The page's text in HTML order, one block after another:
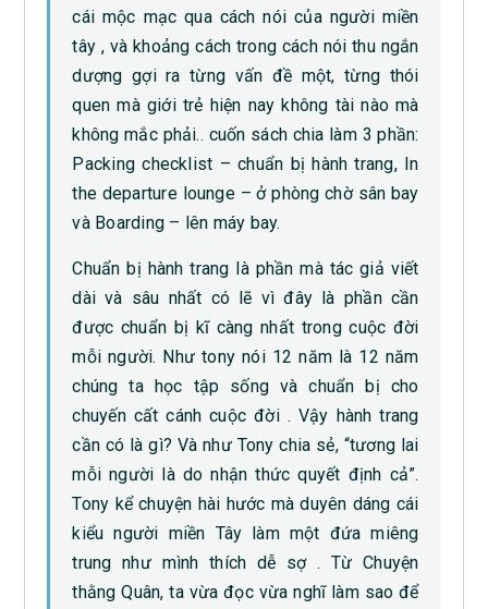
cái mộc mạc qua cách nói của người miền
tây , và khoảng cách trong cách nói thu ngắn
dượng gợi ra từng vấn đề một, từng thói
quen mà giới trẻ hiện nay không tài nào mà
không mắc phải.. cuốn sách chia làm 3 phần:
Packing checklist – chuẩn bị hành trang, In
the departure lounge – ở phòng chờ sân bay
và Boarding – lên máy bay.
Chuẩn bị hành trang là phần mà tác giả viết
dài và sâu nhất có lẽ vì đây là phần cần
được chuẩn bị kĩ càng nhất trong cuộc đời
mỗi người. Như tony nói 12 năm là 12 năm
chúng ta học tập sống và chuẩn bị cho
chuyến cất cánh cuộc đời . Vậy hành trang
cần có là gì? Và như Tony chia sẻ, “tương lai
mỗi người là do nhận thức quyết định cả”.
Tony kể chuyện hài hước mà duyên dáng cái
kiểu người miền Tây làm một đứa miêng
trung như mình thích dễ sợ . Từ Chuyện
thằng Quân, ta vừa đọc vừa nghĩ làm sao để